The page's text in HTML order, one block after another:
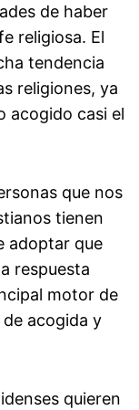
de haber
religiosa. El
tendencia
religiones, ya
acogido casi el
que nos
tienen
adoptar que
respuesta
motor de
acogida y
quieren